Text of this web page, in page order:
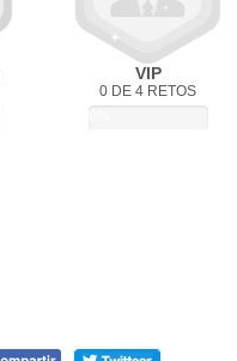
VIP
0 DE 4 RETOS